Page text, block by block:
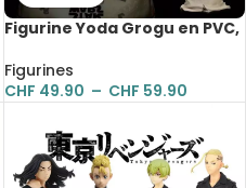
Figurine Yoda Grogu en PVC,
Figurines
CHF 49.90 – CHF 59.90